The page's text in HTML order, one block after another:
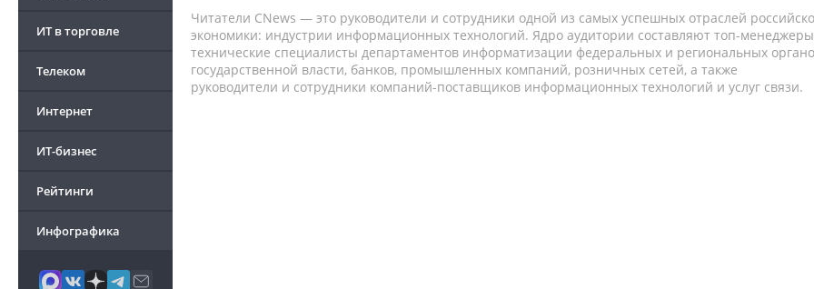
ИТ в торговле
Телеком
Интернет
ИТ-бизнес
Рейтинги
Инфографика
Читатели CNews — это руководители и сотрудники одной из самых успешных отраслей
экономики: индустрии информационных технологий. Ядро аудитории составляют топ-
технические специалисты департаментов информатизации федеральных и региональных
государственной власти, банков, промышленных компаний, розничных сетей, а также
руководители и сотрудники компаний-поставщиков информационных технологий и услуг связи.